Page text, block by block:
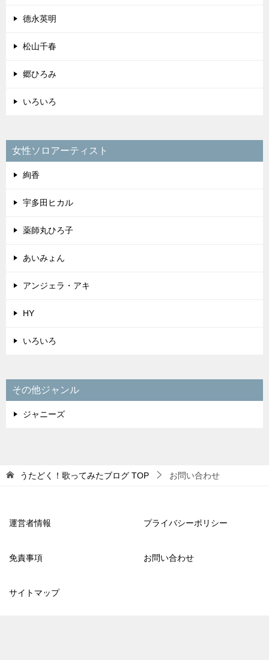
德永英明
松山千春
郷ひろみ
いろいろ
女性ソロアーティスト
絢香
宇多田ヒカル
薬師丸ひろ子
あいみょん
アンジェラ・アキ
HY
いろいろ
その他ジャンル
ジャニーズ
うたどく！歌ってみたブログ TOP お問い合わせ
運営者情報 プライバシーポリシー
免責事項 お問い合わせ
サイトマップ